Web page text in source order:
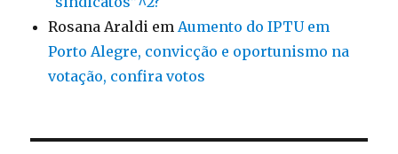
Rosana Araldi emAumento do IPTU em
Porto Alegre, convicção e oportunismo na
votação, confira votos